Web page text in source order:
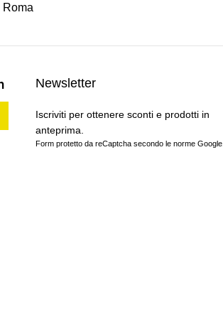
Newsletter
Iscriviti per ottenere sconti e prodotti in
anteprima.
Form protetto da reCaptcha secondo le norme Google.